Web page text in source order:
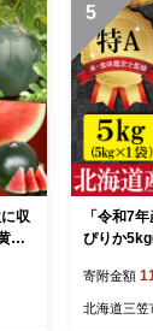
収
色
5
「令和7
ぴりか
＜最短翌
8】
寄附金額
北海道三笠